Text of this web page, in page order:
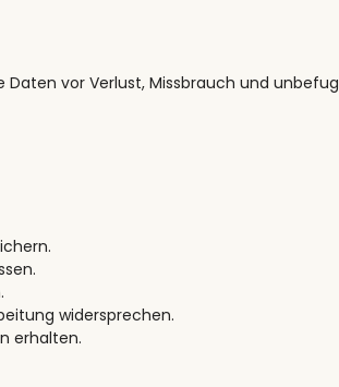
vor Verlust, Missbrauch und
widersprechen.
erhalten.